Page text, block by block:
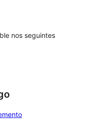
nos seguintes